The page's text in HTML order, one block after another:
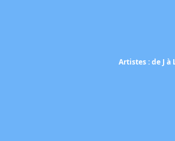
Artistes : de J à